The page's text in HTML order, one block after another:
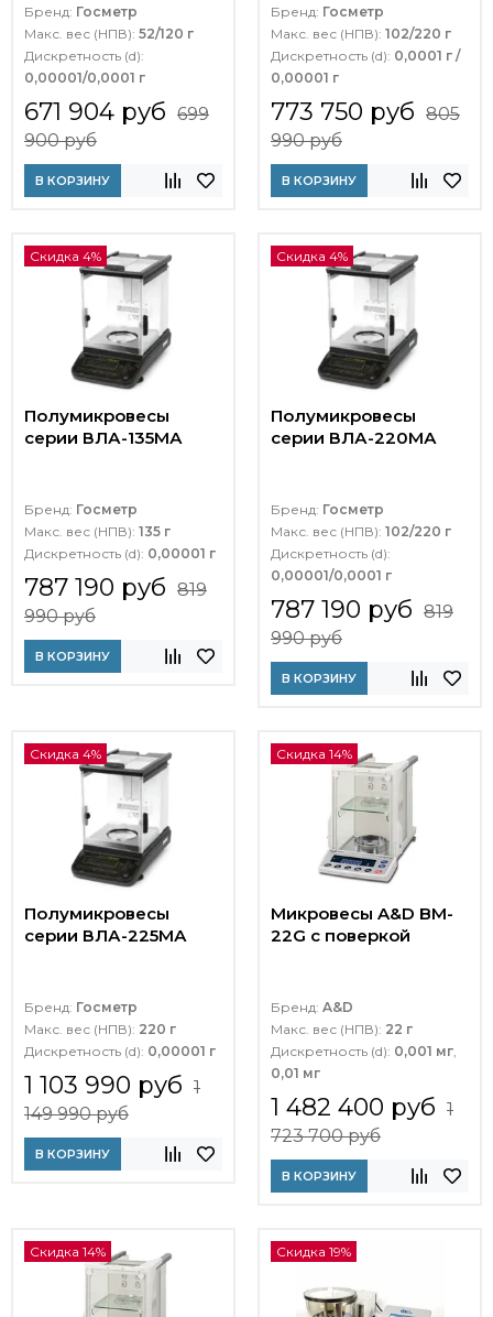
Бренд: Госметр
Макс. вес (НПВ): 52/120 г
Дискретность (d):
0,00001/0,0001 г
671 904 руб 699
900 руб
В КОРЗИНУ
Бренд: Госметр
Макс. вес (НПВ): 102/220 г
Дискретность (d): 0,0001 г /
0,00001 г
773 750 руб 805
990 руб
В КОРЗИНУ
Скидка 4%
Полумикровесы
серии ВЛА-135МА
Бренд: Госметр
Макс. вес (НПВ): 135 г
Дискретность (d): 0,00001 г
787 190 руб 819
990 руб
В КОРЗИНУ
Скидка 4%
Полумикровесы
серии ВЛА-220МА
Бренд: Госметр
Макс. вес (НПВ): 102/220 г
Дискретность (d):
0,00001/0,0001 г
787 190 руб 819
990 руб
В КОРЗИНУ
Скидка 4%
Полумикровесы
серии ВЛА-225МА
Бренд: Госметр
Макс. вес (НПВ): 220 г
Дискретность (d): 0,00001 г
1 103 990 руб 1
149 990 руб
В КОРЗИНУ
Скидка 14%
Микровесы A&D BM-
22G с поверкой
Бренд: A&D
Макс. вес (НПВ): 22 г
Дискретность (d): 0,001 мг,
0,01 мг
1 482 400 руб 1
723 700 руб
В КОРЗИНУ
Скидка 14% Скидка 19%